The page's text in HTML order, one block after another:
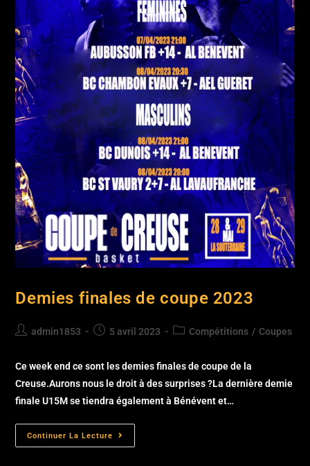
Demies finales de coupe 2023
admin1853 5 avril 2023 Compétitions / Coupes
Ce week end ce sont les demies finales de coupe de la
Creuse.Aurons nous le droit à des surprises ?La dernière demie
finale U15M se tiendra également à Bénévent et…
Continuer La Lecture